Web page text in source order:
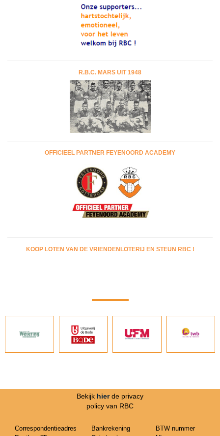
R.B.C. MARS UIT 1948
OFFICIEEL PARTNER FEYENOORD ACADEMY
KOOP LOTEN VAN DE VRIENDENLOTERIJ EN STEUN RBC !
Bekijk hier de privacy
policy van RBC
Correspondentieadres
Bankrekening
BTW nummer